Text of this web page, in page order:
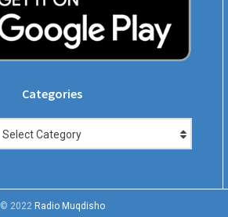
Categories
Select Category
© 2022 Radio Muqdisho